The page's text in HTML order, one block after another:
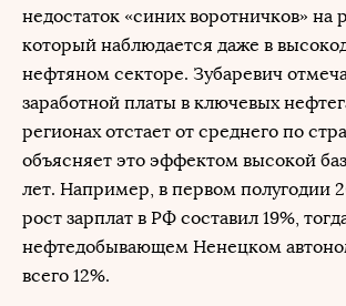
недостаток «синих воротничков» на
который наблюдается даже в
нефтяном секторе. Зубаревич
заработной платы в ключевых
регионах отстает от среднего по
объясняет это эффектом высокой
лет. Например, в первом полугодии
рост зарплат в РФ составил 19%,
нефтедобывающем Ненецком
всего 12%.